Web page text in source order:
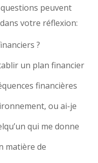
peuvent
votre réflexion:
?
un plan financier
financières
ou ai-je
qui me donne
matière de